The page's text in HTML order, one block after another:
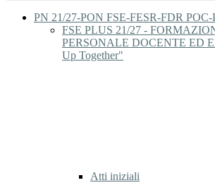
PN 21/27-PON FSE-FESR-FDR POC-
FSE PLUS 21/27 -
PERSONALE DOCENTE ED
Up Together"
Atti iniziali